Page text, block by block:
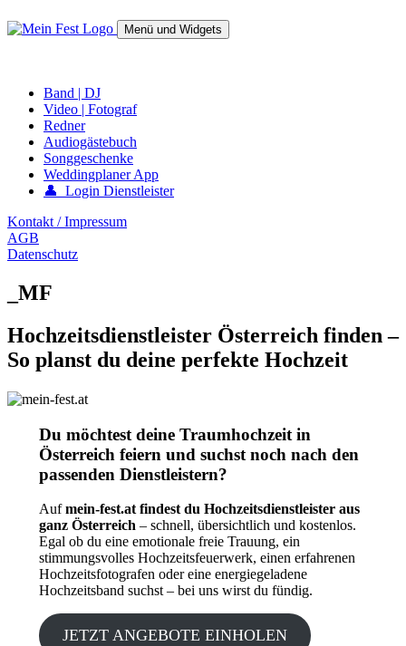
zum
Menü und Widgets
Band | DJ
Video | Fotograf
Redner
Audiogästebuch
Songgeschenke
Weddingplaner App
👤 Login Dienstleister
Kontakt / Impressum
AGB
Datenschutz
_MF
Hochzeitsdienstleister Österreich finden –
So planst du deine perfekte Hochzeit
Du möchtest deine Traumhochzeit in
Österreich feiern und suchst noch nach den
passenden Dienstleistern?
Aufmein-fest.at findest du Hochzeitsdienstleister aus
ganz Österreich– schnell, übersichtlich und kostenlos.
Egal ob du eine emotionale freie Trauung, ein
stimmungsvolles Hochzeitsfeuerwerk, einen erfahrenen
Hochzeitsfotografen oder eine energiegeladene
Hochzeitsband suchst – bei uns wirst du fündig.
JETZT ANGEBOTE EINHOLEN